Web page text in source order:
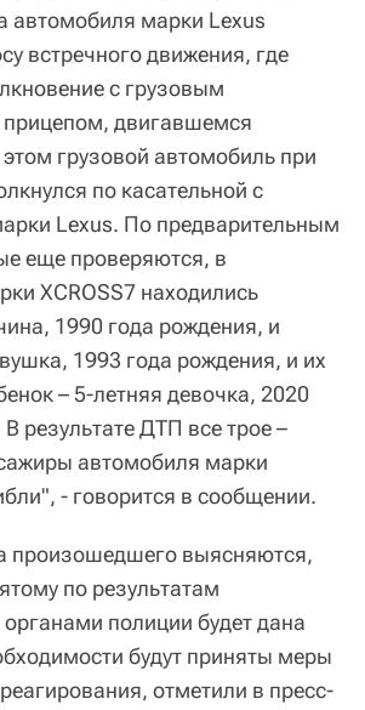
автомобиля марки Lexus
встречного движения, где
с грузовым
двигавшемся
грузовой автомобиль при
по касательной с
Lexus. По предварительным
еще проверяются, в
XCROSS7 находились
1990 года рождения, и
1993 года рождения, и их
– 5-летняя девочка, 2020
результате ДТП все трое –
автомобиля марки
- говорится в сообщении.
произошедшего выясняются,
по результатам
полиции будет дана
будут приняты меры
отметили в пресс-